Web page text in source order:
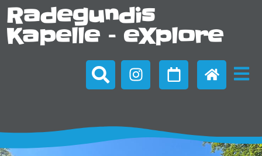
Radegundis
Kapelle – eXplore